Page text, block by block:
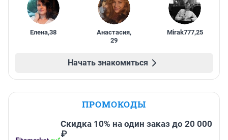
Елена,38 Анастасия,
29
Mirak777,25
Начать знакомиться
ПРОМОКОДЫ
Скидка 10% на один заказ до 20 000
₽